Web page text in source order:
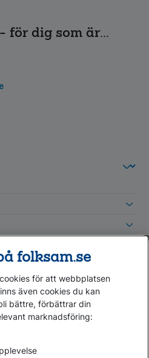
dig som är...
folksam.se
för att webbplatsen
även cookies du kan
bättre, förbättrar din
marknadsföring: